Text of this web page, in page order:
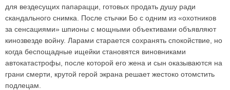
для вездесущих папарацци, готовых продать душу ради
скандального снимка. После стычки Бо с одним из «охотников
за сенсациями» шпионы с мощными объективами объявляют
кинозвезде войну. Ларами старается сохранять спокойствие, но
когда беспощадные ищейки становятся виновниками
автокатастрофы, после которой его жена и сын оказываются на
грани смерти, крутой герой экрана решает жестоко отомстить
подлецам.